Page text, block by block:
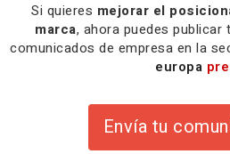
Si quieres mejorar el
marca, ahora puedes
comunicados de empresa en la
europa
Envía tu